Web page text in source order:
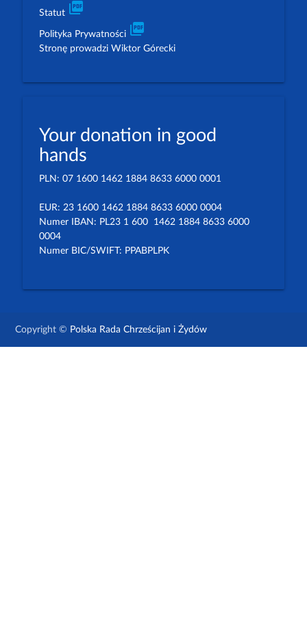
Statut picture_as_pdf
Polityka Prywatności picture_as_pdf
Stronę prowadzi Wiktor Górecki
Your donation in good
hands
PLN: 07 1600 1462 1884 8633 6000 0001
EUR: 23 1600 1462 1884 8633 6000 0004
Numer IBAN: PL23 1 600 1462 1884 8633 6000
0004
Numer BIC/SWIFT: PPABPLPK
Copyright © Polska Rada Chrześcijan i Żydów